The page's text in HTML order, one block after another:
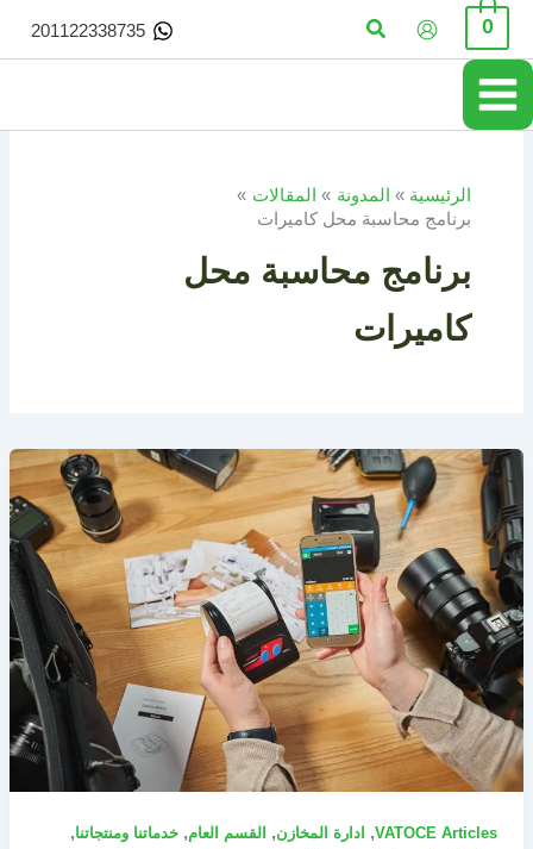
تخطي
المحتوى
0 البحث 201122338735
الرئيسية المدونة
المقالات
برنامج محاسبة محل كاميرات
برنامج محاسبة محل
كاميرات
VATOCE Articles
, ادارة المخازن, القسم العام, خدماتنا ومنتجاتنا,